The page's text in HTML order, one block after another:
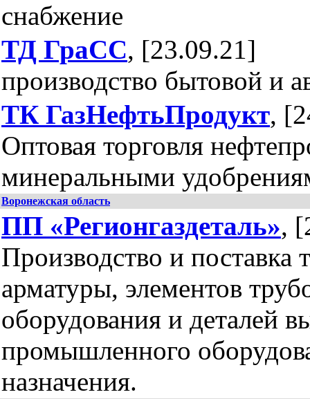
снабжение
ТД ГраСС, [23.09.21]
производство бытовой и
ТК ГазНефтьПродукт,
Оптовая торговля
минеральными
Воронежская область
ПП «Регионгаздеталь»,
Производство и поставка
арматуры, элементов
оборудования и деталей
промышленного
назначения.